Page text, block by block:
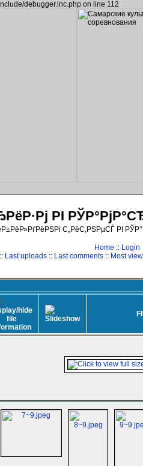
debugger.inc.php on line 112
РІ
С„РёС‚РЅРµСЃ РІ
Home :: Login
Last uploads :: Last comments :: Most